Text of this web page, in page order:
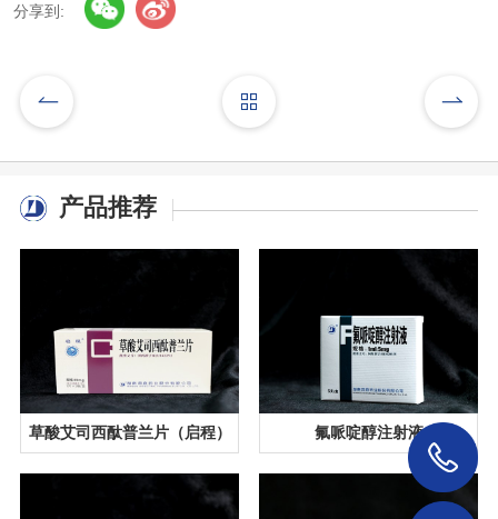
分享到:
产品推荐
草酸艾司西酞普兰片（启程） 氟哌啶醇注射液